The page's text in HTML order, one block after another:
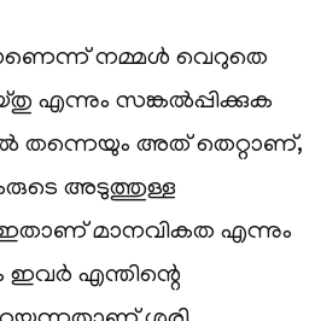
നമ്മൾ വെറുതെ
എന്നും സങ്കൽപ്പിക്കുക
തന്നെയും അത് തെറ്റാണ്,
അടുത്തുള്ള
മാനവികത എന്നും
എന്തിന്റെ